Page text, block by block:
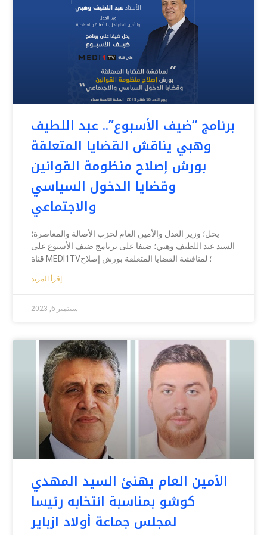
برنامج “ضيف الأسبوع”.. عبد اللطيف
وهبي يناقش القضايا المتعلقة
بورش إصلاح منظومة القوانين
وقضايا الدخول السياسي
والاجتماعي
يحل؛ وزير العدل والأمين العام لحزب الأصالة والمعاصرة؛
السيد عبد اللطيف وهبي؛ ضيفا على برنامج ضيف الأسبوع على
قناة MEDI1TV؛ لمناقشة القضايا المتعلقة بورش إصلاح
إقرأ المزيد
سبتمبر 6, 2023
الأمين العام يهنئ السيد المهدي
كوشو بمناسبة انتخابه رئيسا
لمجلس جماعة أولاد ازباير